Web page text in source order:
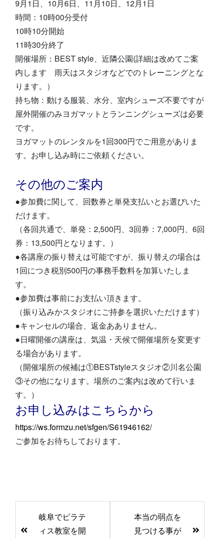
9月1日、10月6日、11月10日、12月1日
時間：10時00分受付
10時10分開始
11時30分終了
開催場所：BEST style、近隣公園(詳細は改めてご案
内します 雨天はスタジオなどでのトレーニングとな
ります。）
持ち物：動ける服装、水分、室内シューズ不要ですが
屋外開催のみヨガマットとランニングシューズは必要
です。
ヨガマットのレンタルを1回300円でご用意がありま
す。お申し込み時にご依頼ください。
その他のご案内
●参加費に関して、回数券と単発支払いとお選びいた
だけます。
（各回共通で、単発：2,500円、3回券：7,000円、6回
券：13,500円となります。）
●各講座の振り替えは可能ですが、振り替えの場合は
1回につき税別500円の事務手数料を加算いたしま
す。
●参加費は事前にお支払い頂きます。
（振り込みかスタジオにご持参を選択いただけます）
●キャンセルの場合、返金あありません。
●日曜開催の講座は、気温・天候で開催場所を変更す
る場合があります。
（開催場所の候補は①BESTstyleスタジオ②川名公園
③その他になります。場所のご案内は改めて行いま
す。）
お申し込みはこちらから
https://ws.formzu.net/sfgen/S61946162/
ご参加をお待ちしております。
岐阜でピラテ
ィス教室を開
本当の弱点を
見つける事が